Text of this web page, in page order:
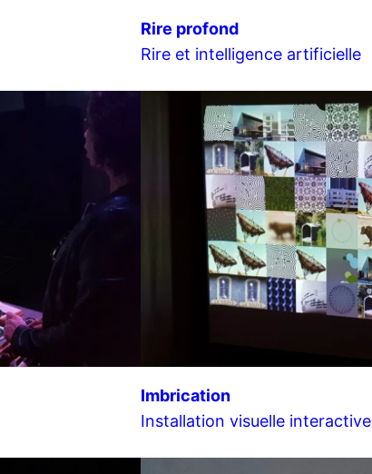
Rire profond
Rire et intelligence artificielle
Imbrication
Installation visuelle interactive